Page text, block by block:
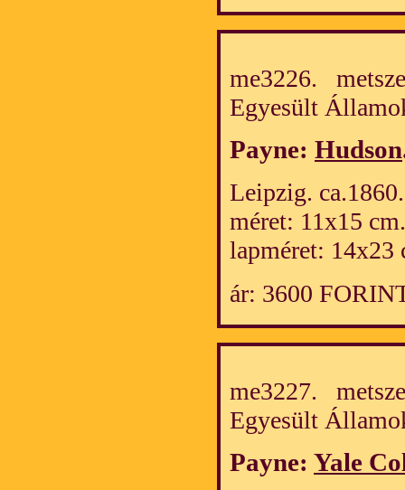
me3226.
Egyesült
Payne: Hudson
Leipzig.
méret: 11x15 cm.
lapméret: 14x23
ár: 3600
me3227.
Egyesült
Payne: Yale